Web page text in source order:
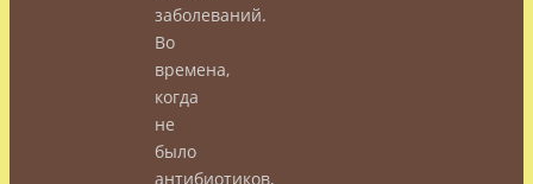
заболеваний.
Во
времена,
когда
не
было
антибиотиков,